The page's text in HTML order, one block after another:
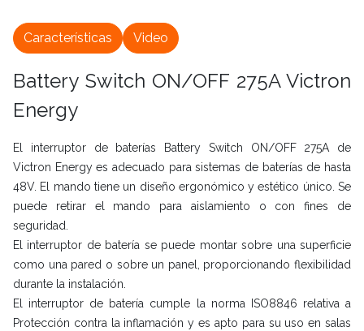
Battery Switch ON/OFF 275A Victron
Energy
El interruptor de baterías Battery Switch ON/OFF 275A de
Victron Energy es adecuado para sistemas de baterías de hasta
48V. El mando tiene un diseño ergonómico y estético único. Se
puede retirar el mando para aislamiento o con fines de
seguridad.
El interruptor de batería se puede montar sobre una superficie
como una pared o sobre un panel, proporcionando flexibilidad
durante la instalación.
El interruptor de batería cumple la norma ISO8846 relativa a
Protección contra la inflamación y es apto para su uso en salas
Características Video